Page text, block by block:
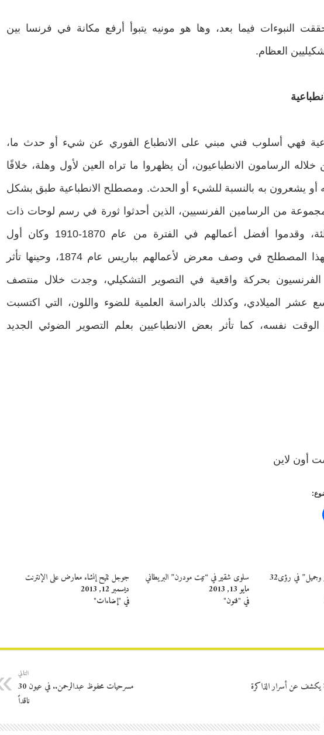
النبوءات فيما بعد، وها هو مونيه يتبوأ أرفع مكانة في فرنسا بين
العظام.
فهي أسلوب فني مبني على الانطباع الفوري عن شيء أو حدث ما،
الرسامون الانطباعيون، أن يظهروا ما تراه العين لأول وهلة، خلافًا
أو يشعرون به بالنسبة للشيء أو الحدث. ومصطلح الانطباعية طبق بشكل
من الرسامين الفرنسيين، الذين أحدثوا ثورة في رسم لوحات ذات
ألوان متلألئة، وقدموا أفضل أعمالهم في الفترة من عام 1870-1910 وكان أول
استخدام لهذا المصطلح في وصف معرض لأعمالهم بباريس عام 1874، وحينها تأثر
الفرنسيون بحركة واقعية في التصوير التشكيلي، وجدت خلال منتصف
عشر الميلادي، وكذلك بالدراسة العلمية للضوء واللون، التي اكتسبت
نفسه، كما تأثر بعض الانطباعيين بعلم التصوير الضوئي الجديد
أون لاين
الأردن.. ” صغير وجميل” في رؤى32
سلوى شقير في “تيت مودرن” البريطاني
مايو 13, 2013
في "فنون"
جوجل تتيح إنشاء معارض على الإنترنت
ديسمبر 12, 2013
في "إضاءات"
يكشف عن أسرار الذاكرة
التالي
مسرحيات محفوظ عبدالرحمن.. في عيون ‬30
ناقداً